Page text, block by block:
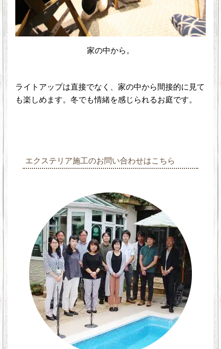
家の中から。
ライトアップは直接でなく、家の中から間接的に見て
も楽しめます。冬でも情緒を感じられるお庭です。
エクステリア施工のお問い合わせはこちら